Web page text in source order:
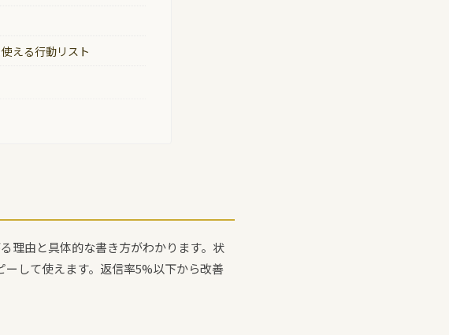
える行動リスト
理由と具体的な書き方がわかります。状
ーして使えます。返信率5%以下から改善